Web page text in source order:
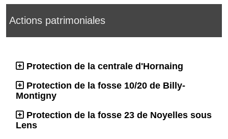
Actions patrimoniales
Protection de la centrale d'Hornaing
Protection de la fosse 10/20 de Billy-
Montigny
Protection de la fosse 23 de Noyelles sous
Lens